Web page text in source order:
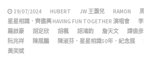
19/07/2024 HUBERT JW 王灝兒 RAMON
星星相識．齊盡興 HAVING FUN TOGETHER 演唱會
羅啟豪
胡定欣 胡楓 胡鴻鈞 詹天文 譚俊彦
阮兆祥
陳展鵬 陳淑芬．星星相識50年．紀念展
黃奕斌